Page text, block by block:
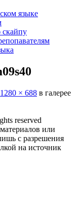
языке
1280 × 688 в галерее
reserved
или
с разрешения
на источник